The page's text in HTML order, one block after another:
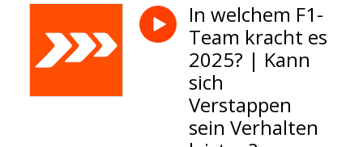
In welchem F1-
Team kracht es
2025? | Kann
sich
Verstappen
sein Verhalten